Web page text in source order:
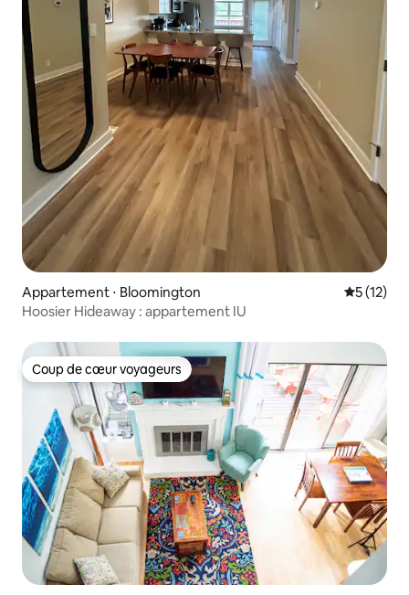
Appartement ⋅ Bloomington
5 (12)
Hoosier Hideaway : appartement IU
Coup de cœur voyageurs
Coup de cœur voyageurs